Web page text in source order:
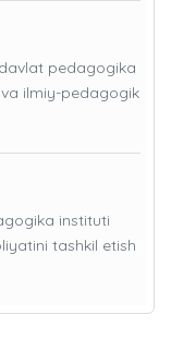
pedagogika
ilmiy-pedagogik
instituti
tashkil etish